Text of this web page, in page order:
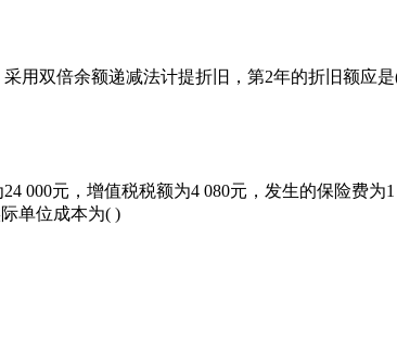
用双倍余额递减法计提折旧，第2年的折旧额应是
000元，增值税税额为4 080元，发生的保险费
单位成本为( )